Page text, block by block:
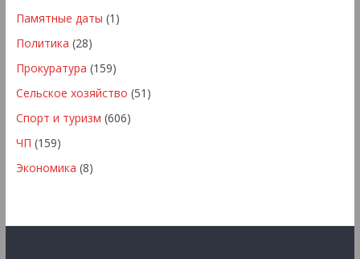
Памятные даты (1)
Политика (28)
Прокуратура (159)
Сельское хозяйство (51)
Спорт и туризм (606)
ЧП (159)
Экономика (8)